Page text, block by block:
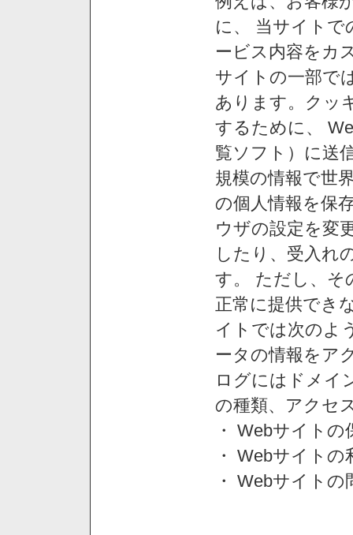
に、 当サイトで
ービス内容をカ
サイトの一部で
あります。クッ
するために、
覧ソフト）に送
規模の情報で世
の個人情報を保
ウザの設定を変
したり、受入れ
す。 ただし、そ
正常に提供でき
イトでは次のよ
ータの情報をア
ログにはドメイ
の種類、アクセ
・ Webサイトの
・ Webサイト
・ Webサイト